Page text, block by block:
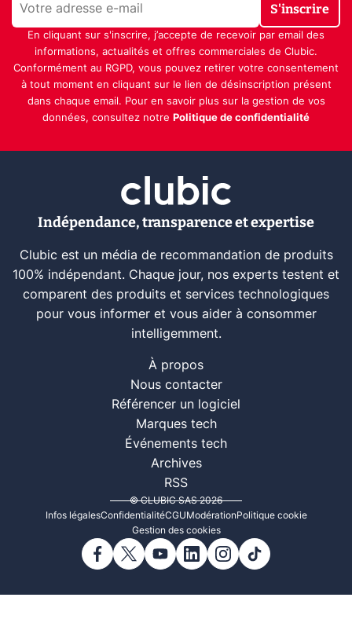
S'inscrire
En cliquant sur s'inscrire, j’accepte de recevoir par email des
informations, actualités et offres commerciales de Clubic.
Conformément au RGPD, vous pouvez retirer votre consentement
à tout moment en cliquant sur le lien de désinscription présent
dans chaque email. Pour en savoir plus sur la gestion de vos
données, consultez notre Politique de confidentialité
Indépendance, transparence et expertise
Clubic est un média de recommandation de produits
100% indépendant. Chaque jour, nos experts testent et
comparent des produits et services technologiques
pour vous informer et vous aider à consommer
intelligemment.
À propos
Nous contacter
Référencer un logiciel
Marques tech
Événements tech
Archives
RSS
© CLUBIC SAS 2026
Infos légalesConfidentialitéCGUModérationPolitique cookie
Gestion des cookies